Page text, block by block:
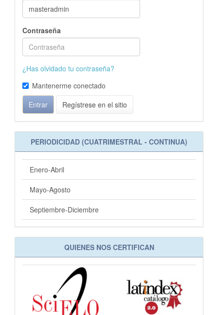
Contraseña
¿Has olvidado tu contraseña?
Mantenerme conectado
Entrar
Regístrese en el sitio
PERIODICIDAD (CUATRIMESTRAL - CONTINUA)
Enero-Abril
Mayo-Agosto
Septiembre-Diciembre
QUIENES NOS CERTIFICAN